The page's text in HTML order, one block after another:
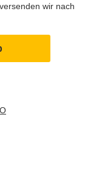
wir nach